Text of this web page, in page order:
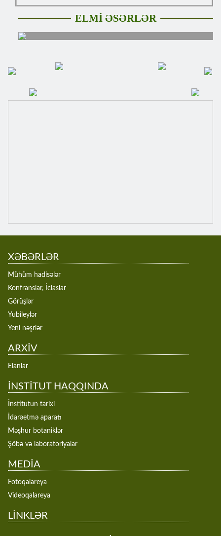
ELMİ ƏSƏRLƏR
XƏBƏRLƏR
Mühüm hadisələr
Konfranslar, İclaslar
Görüşlər
Yubileylər
Yeni nəşrlər
ARXİV
Elanlar
İNSTİTUT HAQQINDA
İnstitutun tarixi
İdarəetmə aparatı
Məşhur botaniklər
Şöbə və laboratoriyalar
MEDİA
Fotoqalareya
Videoqalareya
LİNKLƏR